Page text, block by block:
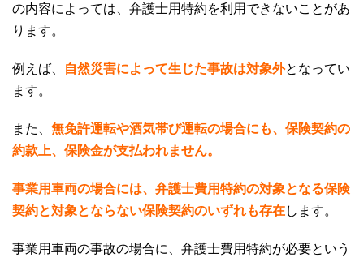
の内容によっては、弁護士用特約を利用できないことがあ
ります。
例えば、 自然災害によって生じた事故は対象外となってい
ます。
また、 無免許運転や酒気帯び運転の場合にも、保険契約の
約款上、保険金が支払われません。
事業用車両の場合には、弁護士費用特約の対象となる保険
契約と対象とならない保険契約のいずれも存在します。
事業用車両の事故の場合に、弁護士費用特約が必要という